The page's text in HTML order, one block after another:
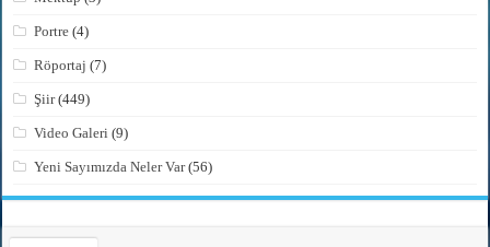
Portre (4)
Röportaj (7)
Şiir(449)
Video Galeri (9)
Yeni Sayımızda Neler Var(56)